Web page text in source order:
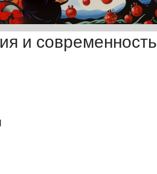
и современность